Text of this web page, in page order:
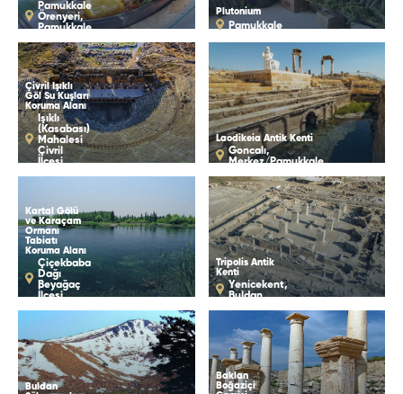
Pamukkale
Örenyeri,
Pamukkale
Plutonium
Pamukkale
Çivril Işıklı
Göl Su Kuşları
Koruma Alanı
Işıklı
(Kasabası)
Mahalesi
Çivril
İlçesi
Laodikeia Antik Kenti
Goncalı,
Merkez/Pamukkale
Kartal Gölü
ve Karaçam
Ormanı
Tabiatı
Koruma Alanı
Çiçekbaba
Dağı
Beyağaç
İlçesi
Tripolis Antik
Kenti
Yenicekent,
Buldan
Buldan
Baklan
Boğaziçi